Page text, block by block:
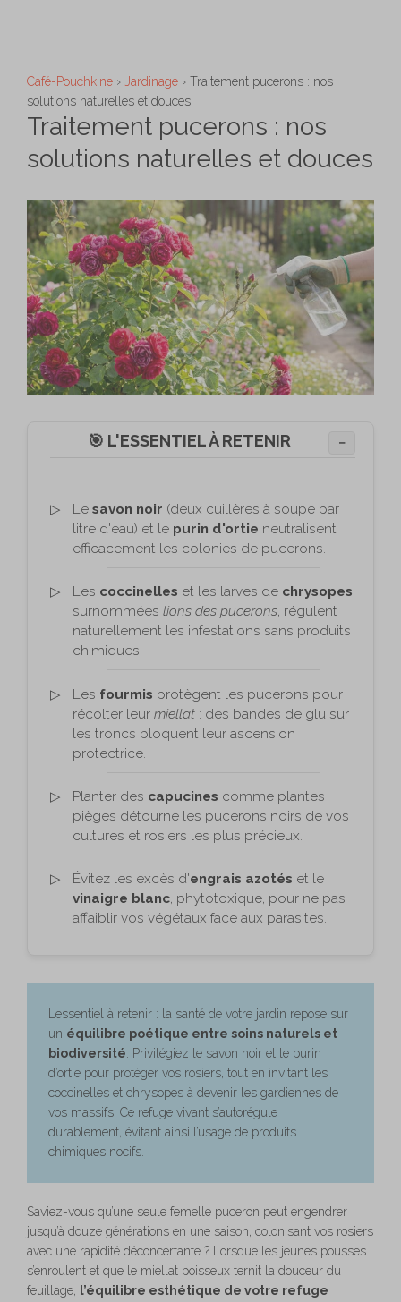
Café-Pouchkine › Jardinage › Traitement pucerons : nos
solutions naturelles et douces
Traitement pucerons : nos
solutions naturelles et douces
🎯 L'ESSENTIEL À RETENIR −
Le savon noir (deux cuillères à soupe par
litre d'eau) et le purin d'ortie neutralisent
efficacement les colonies de pucerons.
Les coccinelles et les larves de chrysopes,
surnommées lions des pucerons, régulent
naturellement les infestations sans produits
chimiques.
Les fourmis protègent les pucerons pour
récolter leur miellat: des bandes de glu sur
les troncs bloquent leur ascension
protectrice.
Planter des capucines comme plantes
pièges détourne les pucerons noirs de vos
cultures et rosiers les plus précieux.
Évitez les excès d'engrais azotés et le
vinaigre blanc, phytotoxique, pour ne pas
affaiblir vos végétaux face aux parasites.
L’essentiel à retenir : la santé de votre jardin repose sur
un équilibre poétique entre soins naturels et
biodiversité. Privilégiez le savon noir et le purin
d’ortie pour protéger vos rosiers, tout en invitant les
coccinelles et chrysopes à devenir les gardiennes de
vos massifs. Ce refuge vivant s’autorégule
durablement, évitant ainsi l’usage de produits
chimiques nocifs.
Saviez-vous qu’une seule femelle puceron peut engendrer
jusqu’à douze générations en une saison, colonisant vos rosiers
avec une rapidité déconcertante ? Lorsque les jeunes pousses
s’enroulent et que le miellat poisseux ternit la douceur du
feuillage, l’équilibre esthétique de votre refuge